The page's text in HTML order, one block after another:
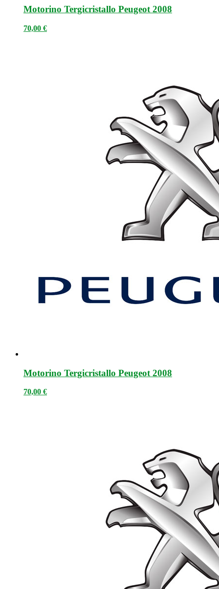
Motorino Tergicristallo Peugeot 2008
70,00 €
Motorino Tergicristallo Peugeot 2008
70,00 €